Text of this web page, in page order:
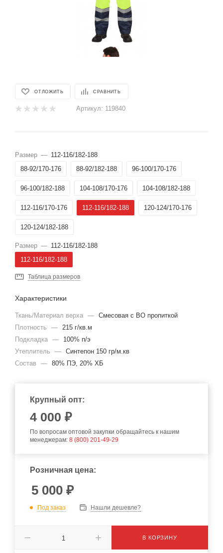
ОТЛОЖИТЬ СРАВНИТЬ
Артикул: 119840
Размер — 112-116/182-188
88-92/170-176
88-92/182-188 96-100/170-176
96-100/182-188 104-108/170-176 104-108/182-188
112-116/170-176 112-116/182-188 120-124/170-176
120-124/182-188
Размер — 112-116/182-188
112-116/182-188
Таблица размеров
Характеристики
Ткань/Материал верха — Смесовая с ВО пропиткой
Плотность
— 215 г/кв.м
Подкладка —
100% п/э
Утеплитель
— Синтепон 150 гр/м.кв
Состав
— 80% ПЭ, 20% ХБ
Крупный опт:
4 000 ₽
По вопросам оптовой закупки обращайтесь к нашим
менеджерам: 8 (800) 201-49-29
Розничная цена:
5 000 ₽
Под заказ Нашли дешевле?
В КОРЗИНУ